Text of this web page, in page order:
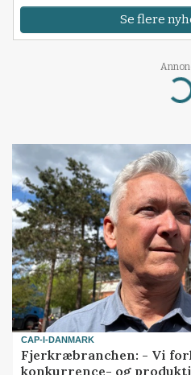
Se flere
CAP-I-DANMARK
Fjerkræbranchen: - Vi
konkurrence- og